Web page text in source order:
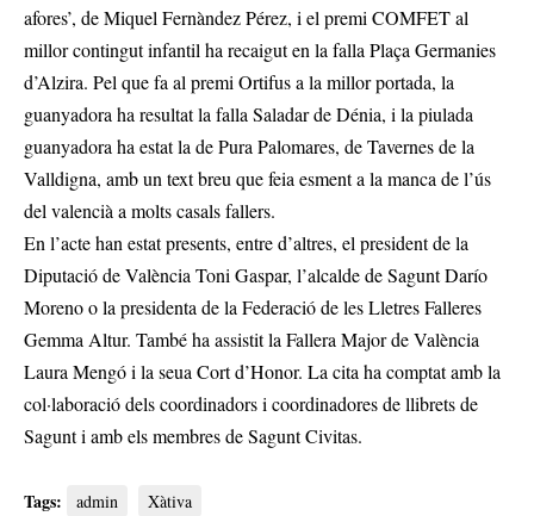
afores’, de Miquel Fernàndez Pérez, i el premi COMFET al
millor contingut infantil ha recaigut en la falla Plaça Germanies
d’Alzira. Pel que fa al premi Ortifus a la millor portada, la
guanyadora ha resultat la falla Saladar de Dénia, i la piulada
guanyadora ha estat la de Pura Palomares, de Tavernes de la
Valldigna, amb un text breu que feia esment a la manca de l’ús
del valencià a molts casals fallers.
En l’acte han estat presents, entre d’altres, el president de la
Diputació de València Toni Gaspar, l’alcalde de Sagunt Darío
Moreno o la presidenta de la Federació de les Lletres Falleres
Gemma Altur. També ha assistit la Fallera Major de València
Laura Mengó i la seua Cort d’Honor. La cita ha comptat amb la
col·laboració dels coordinadors i coordinadores de llibrets de
Sagunt i amb els membres de Sagunt Civitas.
Tags: admin Xàtiva